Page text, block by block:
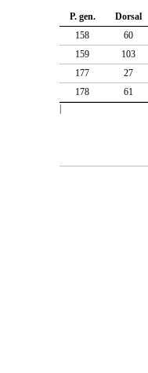
P. gen. Dorsal
158
60
159
103
177
27
178
61
|